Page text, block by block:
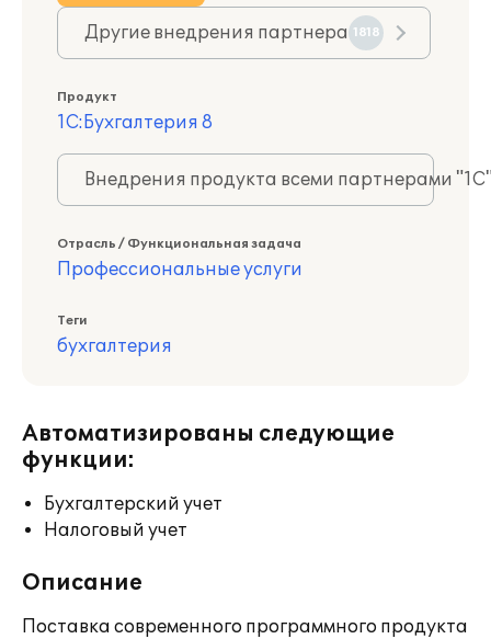
Другие внедрения партнера 1818
Продукт
1С:Бухгалтерия 8
Внедрения продукта всеми партнерами
Отрасль / Функциональная задача
Профессиональные услуги
Теги
бухгалтерия
Автоматизированы следующие
функции:
Бухгалтерский учет
Налоговый учет
Описание
Поставка современного программного продукта